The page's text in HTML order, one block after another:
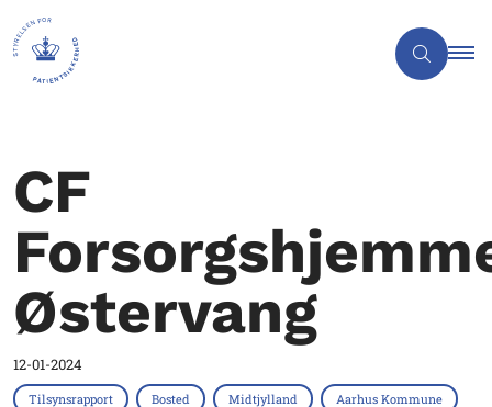
CF
Østervang
12-01-2024
Tilsynsrapport Bosted Midtjylland Aarhus Kommune